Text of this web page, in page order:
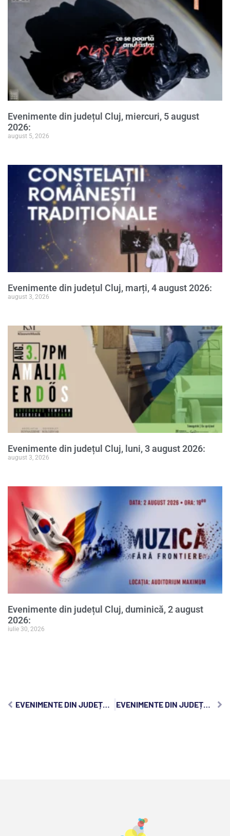
Evenimente din județul Cluj, miercuri, 5 august
2026:
august 5, 2026
Evenimente din județul Cluj, marți, 4 august 2026:
august 3, 2026
Evenimente din județul Cluj, luni, 3 august 2026:
august 3, 2026
Evenimente din județul Cluj, duminică, 2 august
2026:
iulie 30, 2026
EVENIMENTE DIN JUDEȚUL CLUJ, SÂMBĂTĂ, 13 SEPTEMBRIE 2025: EVENIMENTE DIN JUDEȚUL CLUJ, LUNI, 15 SEPTEMBRIE 2025: